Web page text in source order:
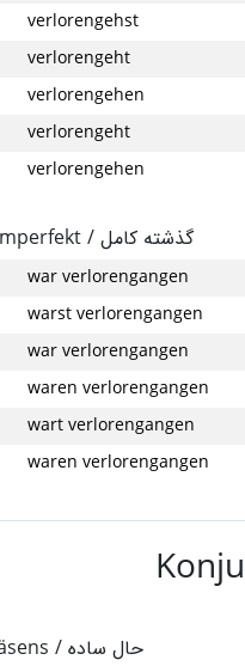
verlorengehst
verlorengeht
verlorengehen
verlorengeht
verlorengehen
/ گذشته کامل
war verlorengangen
warst verlorengangen
war verlorengangen
waren verlorengangen
wart verlorengangen
waren verlorengangen
/ حال ساده